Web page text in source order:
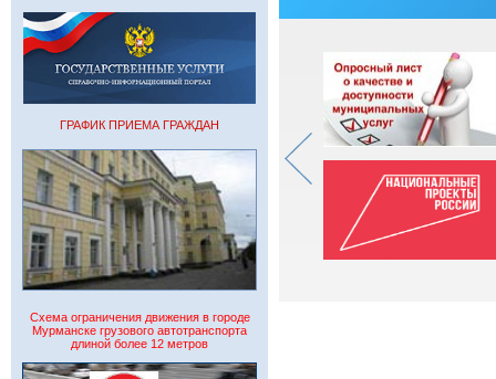
ГРАФИК ПРИЕМА ГРАЖДАН
Схема ограничения движения в городе
Мурманске грузового автотранспорта
длиной более 12 метров